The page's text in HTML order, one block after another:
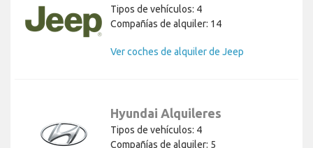
Tipos de vehículos: 4
Compañías de alquiler: 14
Ver coches de alquiler de Jeep
Hyundai Alquileres
Tipos de vehículos: 4
Compañías de alquiler: 5